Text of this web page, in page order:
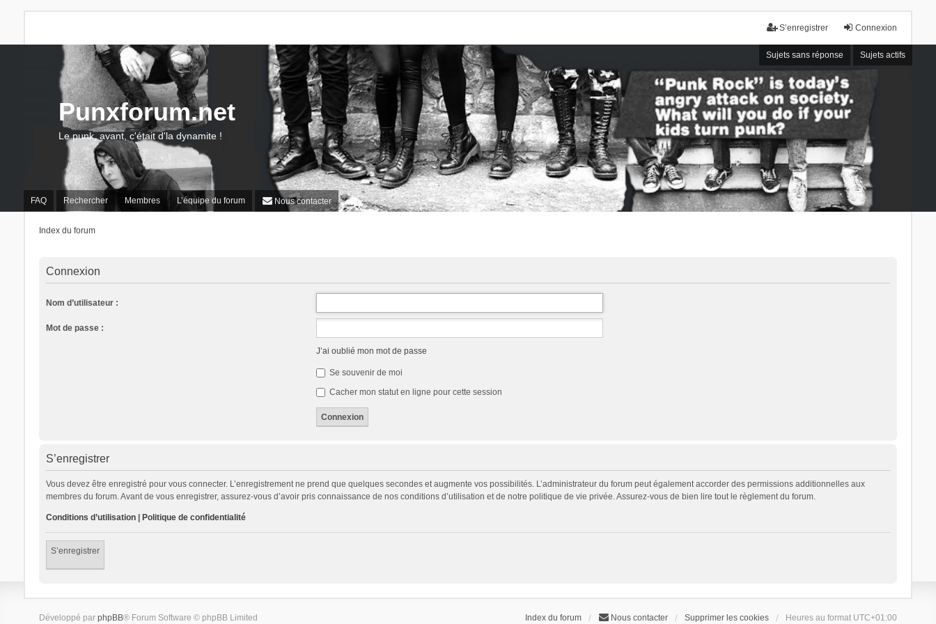
Connexion
S’enregistrer
Sujets sans réponse Sujets actifs
FAQ Rechercher Membres L’équipe du forum Nous contacter
Punxforum.net
Le punk, avant, c'était d'la dynamite !
Index du forum
Connexion
Nom d’utilisateur :
Mot de passe :
J’ai oublié mon mot de passe
Se souvenir de moi
Cacher mon statut en ligne pour cette session
S’enregistrer
Vous devez être enregistré pour vous connecter. L’enregistrement ne prend que quelques secondes et augmente vos possibilités. L’administrateur du forum peut également accorder des permissions additionnelles aux
membres du forum. Avant de vous enregistrer, assurez-vous d’avoir pris connaissance de nos conditions d’utilisation et de notre politique de vie privée. Assurez-vous de bien lire tout le règlement du forum.
Conditions d’utilisation| Politique de confidentialité
S’enregistrer
Index du forum Nous contacter Supprimer les cookies Heures au format UTC+01:00
Développé par phpBB® Forum Software © phpBB Limited